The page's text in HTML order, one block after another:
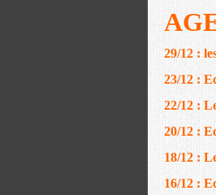
29/12 :
23/12 :
22/12 :
20/12 :
18/12 :
16/12 :